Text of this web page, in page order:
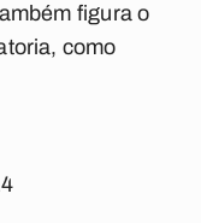
figura o
como